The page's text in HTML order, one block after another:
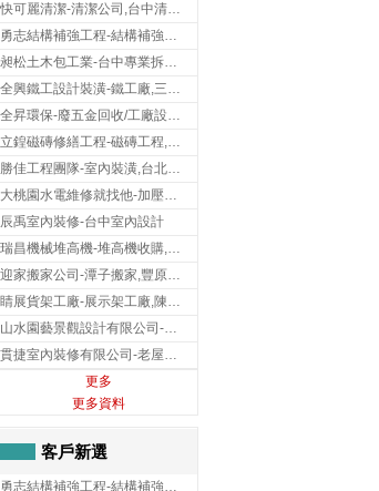
快可麗清潔-清潔公司,台中清潔公司,台中居家清潔
勇志結構補強工程-結構補強工程 ,桃園結構補強工程,龍潭結構補強工程
昶松土木包工業-台中專業拆除工程/挖土機出租
全興鐵工設計裝潢-鐵工廠,三峽鐵工廠,台北鐵工廠
全昇環保-廢五金回收/工廠設備收購/機械設備回收/高價收購廠房設備
立鍠磁磚修繕工程-磁磚工程,磁磚修補,新竹磁磚工程
勝佳工程團隊-室內裝潢,台北房屋裝修,三重室內裝修
大桃園水電維修就找他-加壓馬達,抽水馬達,桃園水電行,中壢水電
辰禹室內裝修-台中室內設計
瑞昌機械堆高機-堆高機收購,新北市堆高機,桃園堆高機
迎家搬家公司-潭子搬家,豐原搬家,大雅搬家,大甲搬家,台中推薦搬家,台中搬家
睛展貨架工廠-展示架工廠,陳列架,台中展示架工廠
山水園藝景觀設計有限公司-景觀工程,景觀設計,新竹園藝工程,新竹景觀設計
貫捷室內裝修有限公司-老屋翻新工程,台中老屋翻新工程,台中舊屋翻新
更多
更多資料
客戶新選
勇志結構補強工程-結構補強工程 ,桃園結構補強工程,龍潭結構補強工程